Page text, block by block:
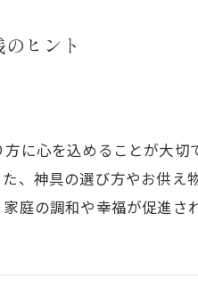
ヒント
に心を込めることが大
、神具の選び方やお供
庭の調和や幸福が促進され